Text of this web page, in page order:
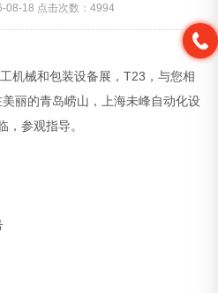
08-18 点击次数：4994
机械和包装设备展，T23，与您相
丽的青岛崂山，上海未峰自动化设
，参观指导。